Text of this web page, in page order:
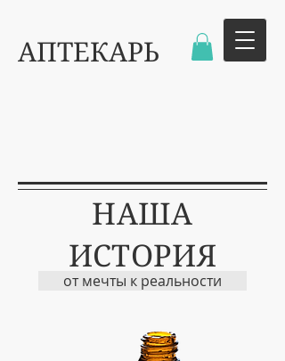
АПТЕКАРЬ
НАША
ИСТОРИЯ
от мечты к реальности